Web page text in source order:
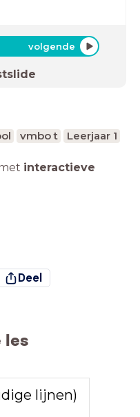
volgende
vmbo t Leerjaar 1
interactieve
Deel
les
lijnen)